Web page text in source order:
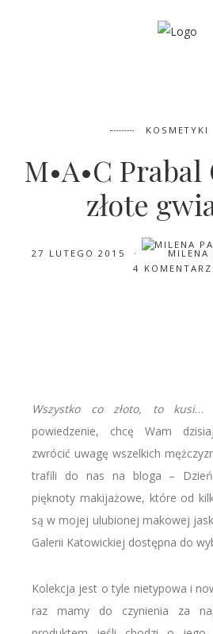
KOSMETYKI
M•A•C
złote
27 LUTEGO 2015
MILENA
4
Wszystko co złoto, to kusi…
powiedzenie, chcę Wam
zwrócić uwagę wszelkich
trafili do nas na bloga –
pięknoty makijażowe, które od
są w mojej ulubionej makowej
Galerii Katowickiej dostępna do
Kolekcja jest o tyle nietypowa i
raz mamy do czynienia za